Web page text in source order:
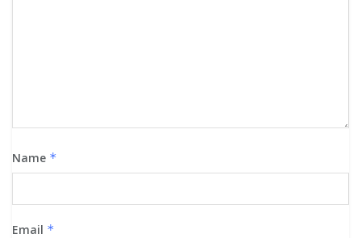
Name *
Email *